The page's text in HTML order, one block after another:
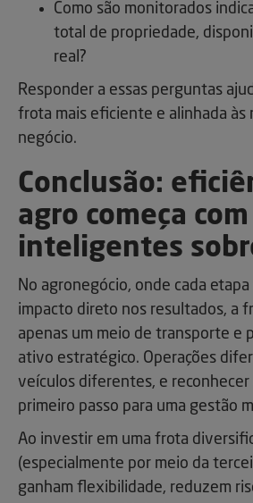
Como são monitorados
total de propriedade,
real?
Responder a essas perguntas
frota mais eficiente e alinhada às
negócio.
Conclusão:
agro começa
inteligentes
No agronegócio, onde cada
impacto direto nos resultados, a
apenas um meio de transporte e
ativo estratégico. Operações
veículos diferentes, e reconhecer
primeiro passo para uma gestão
Ao investir em uma frota
(especialmente por meio da
ganham flexibilidade, reduzem